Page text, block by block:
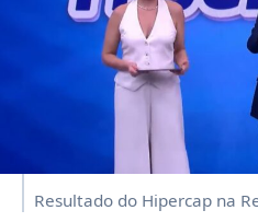
Resultado do Hipercap na